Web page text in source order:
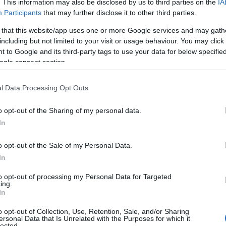
This information may also be disclosed by us to third parties on the
Participants that may further disclose it to other third parties.
that this website/app uses one or more Google services and may
but not limited to your visit or usage behaviour. You may
to Google and its third-party tags to use your data for below
consent section.
Data Processing Opt Outs
opt-out of the Sharing of my personal data.
opt-out of the Sale of my Personal Data.
opt-out of processing my Personal Data for Targeted
opt-out of Collection, Use, Retention, Sale, and/or Sharing
Data that Is Unrelated with the Purposes for which it
«έχουμεχημεία» περιγράφει την επίδραση
για την εφορία και τον ενθουσιασμό του
και κορτιζόλης αυξάνονται, προκαλώντας
και ένταση.